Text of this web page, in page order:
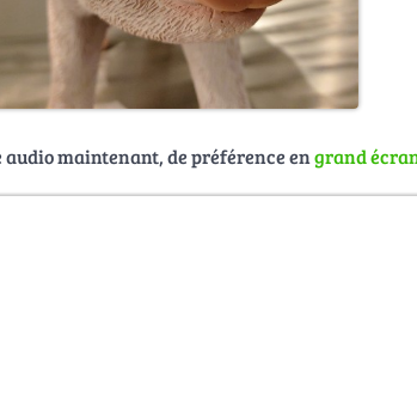
audio maintenant, de préférence engrand